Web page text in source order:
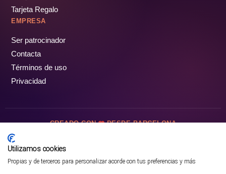
Tarjeta Regalo
EMPRESA
Ser patrocinador
Contacta
Términos de uso
Privacidad
CREADO CON DESDE BARCELONA
Utilizamos cookies
Propias y de terceros para personalizar acorde con tus preferencias y más